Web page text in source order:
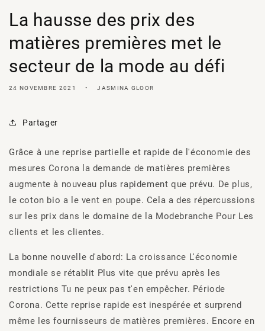
La hausse des prix des
matières premières met le
secteur de la mode au défi
24 NOVEMBRE 2021 JASMINA GLOOR
Partager
Grâce à une reprise partielle et rapide de l'économie des
mesures Corona la demande de matières premières
augmente à nouveau plus rapidement que prévu. De plus,
le coton bio a le vent en poupe. Cela a des répercussions
sur les prix dans le domaine de la Modebranche Pour Les
clients et les clientes.
La bonne nouvelle d'abord: La croissance L'économie
mondiale se rétablit Plus vite que prévu après les
restrictions Tu ne peux pas t'en empêcher. Période
Corona. Cette reprise rapide est inespérée et surprend
même les fournisseurs de matières premières. Encore en